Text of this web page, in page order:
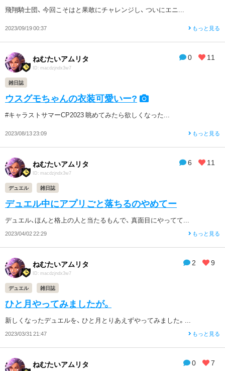
飛翔騎士団、 今回こそはと果敢にチャレンジし、 ついにエニ...
2023/09/19 00:37 もっと見る
0 11
ねむたいアムリタ
ID: macdzjndx3w7
雑日誌
ウスグモちゃんの衣装可愛いー?
#キャラストサマーCP2023 眺めてみたら欲しくなった...
2023/08/13 23:09 もっと見る
6 11
ねむたいアムリタ
ID: macdzjndx3w7
デュエル 雑日誌
デュエル中にアプリごと落ちるのやめてー
デュエル、ほんと格上の人と当たるもんで、 真面目にやってて...
2023/04/02 22:29 もっと見る
2 9
ねむたいアムリタ
ID: macdzjndx3w7
デュエル 雑日誌
ひと月やってみましたが。
新しくなったデュエルを、 ひと月とりあえずやってみました。...
2023/03/31 21:47 もっと見る
0 7
ねむたいアムリタ